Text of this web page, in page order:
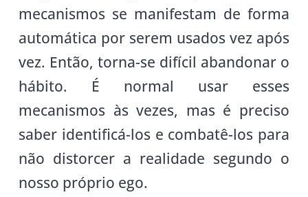
mecanismos se manifestam de forma
automática por serem usados vez após
vez. Então, torna-se difícil abandonar o
hábito. É normal usar esses
mecanismos às vezes, mas é preciso
saber identificá-los e combatê-los para
não distorcer a realidade segundo o
nosso próprio ego.